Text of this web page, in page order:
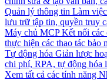
Quản lý thông tin Làm
lưu trữ tập tin, quyền truy
Máy chủ MCP Kết nối các
thực hiện các thao tác bảo
Tự động hóa Giản lược
chi phí, RPA, tự động hóa
Xem tất cả các tính năng